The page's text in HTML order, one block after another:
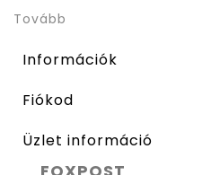
Tovább
Információk
Fiókod
Üzlet információ